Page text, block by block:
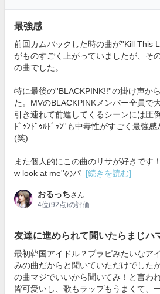
最強感
前回カムバックした時の曲が''Kill This
がものすごく上がっていましたが、そ
の曲でした。
特に最後の''BLACKPINK!!''の掛け声か
た。MVのBLACKPINKメンバー全員で
引き連れて前進してくるシーンには圧
ﾄﾞｩﾝﾄﾞｩﾙﾄﾞｩﾝ''も中毒性がすごく最強
(笑)
また個人的にこの曲のリサが好きです
w look at me''のパ [続きを読む]
おるっちさん
4位(92点)の評価
友達に進められて聞いたらまじハ
最初韓国アイドル？ブラピみたいなア
みの曲だからと聞いていただけでした
の曲マジでいいから聞いてみ！と言わ
皆可愛いし、歌もラップもうまくて、